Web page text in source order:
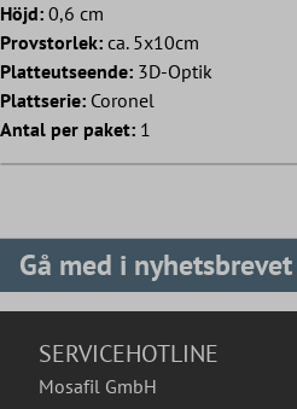
Höjd: 0,6 cm
Provstorlek: ca. 5x10cm
Platteutseende: 3D-Optik
Plattserie: Coronel
Antal per paket: 1
Gå med i nyhetsbrevet
SERVICEHOTLINE
Mosafil GmbH